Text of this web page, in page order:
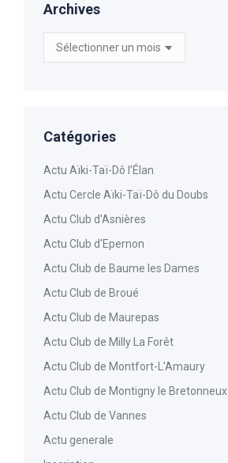
Archives
Archives
Catégories
Actu Aïki-Taï-Dô l’Élan
Actu Cercle Aïki-Taï-Dô du Doubs
Actu Club d'Asnières
Actu Club d'Epernon
Actu Club de Baume les Dames
Actu Club de Broué
Actu Club de Maurepas
Actu Club de Milly La Forêt
Actu Club de Montfort-L'Amaury
Actu Club de Montigny le Bretonneux
Actu Club de Vannes
Actu generale